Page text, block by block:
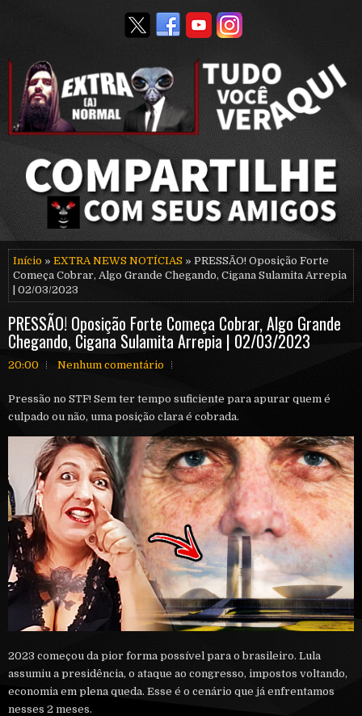
Início » EXTRA NEWS NOTÍCIAS » PRESSÃO! Oposição Forte
Começa Cobrar, Algo Grande Chegando, Cigana Sulamita Arrepia
| 02/03/2023
PRESSÃO! Oposição Forte Começa Cobrar, Algo Grande
Chegando, Cigana Sulamita Arrepia | 02/03/2023
20:00 Nenhum comentário
Pressão no STF! Sem ter tempo suficiente para apurar quem é
culpado ou não, uma posição clara é cobrada.
2023 começou da pior forma possível para o brasileiro. Lula
assumiu a presidência, o ataque ao congresso, impostos voltando,
economia em plena queda. Esse é o cenário que já enfrentamos
nesses 2 meses.